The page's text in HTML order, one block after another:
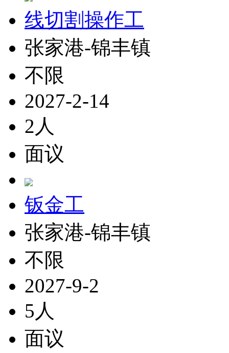
线切割操作工
张家港-锦丰镇
不限
2027-2-14
2人
面议
钣金工
张家港-锦丰镇
不限
2027-9-2
5人
面议